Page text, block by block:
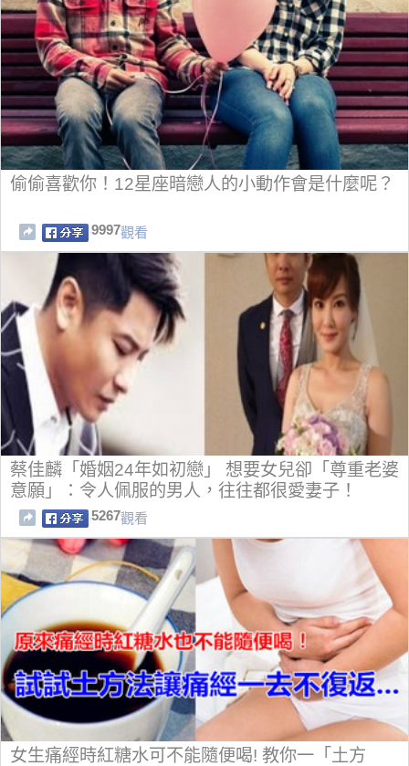
偷偷喜歡你！12星座暗戀人的小動作會是什麼呢？
9997觀看
蔡佳麟「婚姻24年如初戀」 想要女兒卻「尊重老婆
意願」：令人佩服的男人，往往都很愛妻子！
5267觀看
女生痛經時紅糖水可不能隨便喝! 教你一「土方